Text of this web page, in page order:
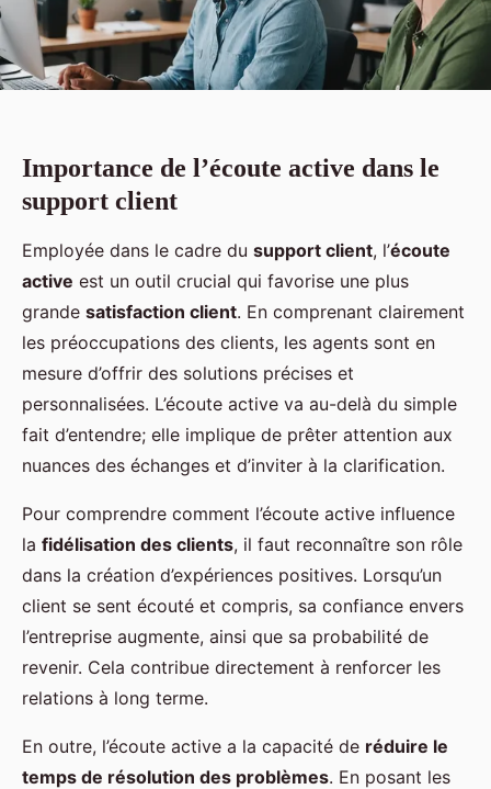
Importance de l’écoute active dans le
support client
Employée dans le cadre du support client, l’écoute
active est un outil crucial qui favorise une plus
grande satisfaction client. En comprenant clairement
les préoccupations des clients, les agents sont en
mesure d’offrir des solutions précises et
personnalisées. L’écoute active va au-delà du simple
fait d’entendre; elle implique de prêter attention aux
nuances des échanges et d’inviter à la clarification.
Pour comprendre comment l’écoute active influence
la fidélisation des clients, il faut reconnaître son rôle
dans la création d’expériences positives. Lorsqu’un
client se sent écouté et compris, sa confiance envers
l’entreprise augmente, ainsi que sa probabilité de
revenir. Cela contribue directement à renforcer les
relations à long terme.
En outre, l’écoute active a la capacité de réduire le
temps de résolution des problèmes. En posant les